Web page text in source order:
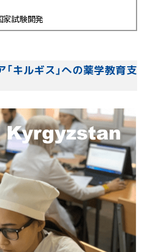
試験開発
キルギス」への薬学教育支